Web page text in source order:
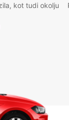
kot tudi okolju